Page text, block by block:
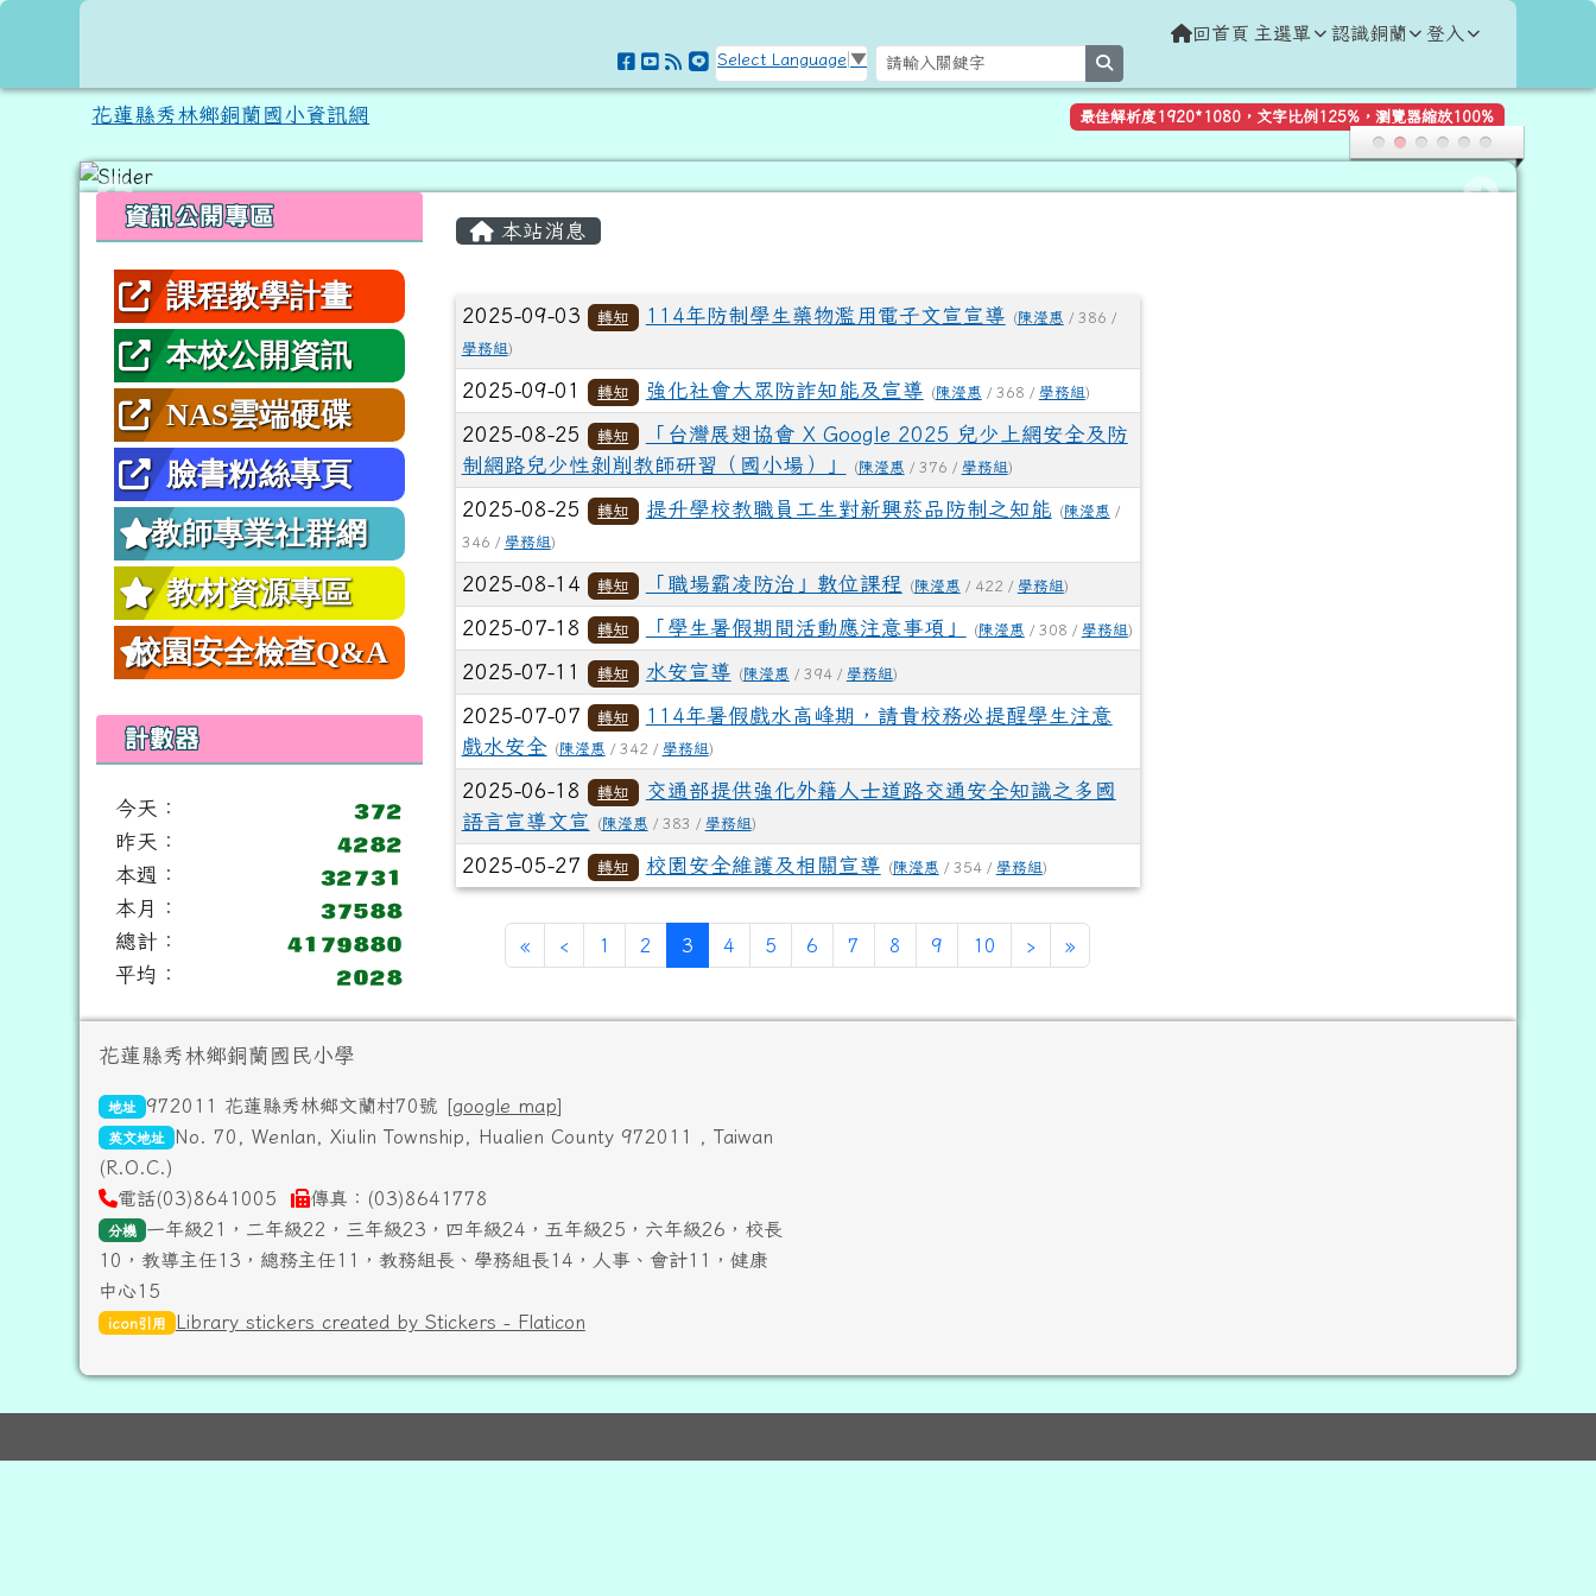
跳至主內容區
Select Language ▼
回首頁 主選單 認識銅蘭 登入
花蓮縣秀林鄉銅蘭國小資訊網 最佳解析度1920*1080，文字比例125%，瀏覽器縮放100%
左邊區域內容
資訊公開專區
課程教學計畫
本校公開資訊
NAS雲端硬碟
臉書粉絲專頁
教師專業社群網
教材資源專區
校園安全檢查Q&A
計數器
今天：
昨天：
本週：
本月：
總計：
平均：
主內容區域
本站消息
文章列表
2025-09-03 轉知 114年防制學生藥物濫用電子文宣宣導 (陳瀅惠 / 386 /
學務組)
2025-09-01 轉知 強化社會大眾防詐知能及宣導 (陳瀅惠 / 368 / 學務組)
2025-08-25 轉知
「台灣展翅協會 X Google 2025 兒少上網安全及防
制網路兒少性剝削教師研習（國小場）」
(陳瀅惠 / 376 / 學務組)
2025-08-25 轉知 提升學校教職員工生對新興菸品防制之知能 (陳瀅惠 /
346 / 學務組)
2025-08-14 轉知 「職場霸凌防治」數位課程 (陳瀅惠 / 422 / 學務組)
2025-07-18 轉知 「學生暑假期間活動應注意事項」 (陳瀅惠 / 308 / 學務組)
2025-07-11 轉知 水安宣導 (陳瀅惠 / 394 / 學務組)
2025-07-07 轉知
114年暑假戲水高峰期，請貴校務必提醒學生注意
戲水安全 (陳瀅惠 / 342 / 學務組)
2025-06-18 轉知
交通部提供強化外籍人士道路交通安全知識之多國
語言宣導文宣
(陳瀅惠 / 383 / 學務組)
2025-05-27 轉知 校園安全維護及相關宣導 (陳瀅惠 / 354 / 學務組)
«第一頁
‹ 上一頁
1 2 3 (目前頁次)
4 5 6 7 8 9 10 ›下一頁
»最後頁
頁尾區域
頁尾區域內容
花蓮縣秀林鄉銅蘭國民小學
地址 972011 花蓮縣秀林鄉文蘭村70號 [google map]
英文地址
No. 70, Wenlan, Xiulin Township, Hualien County 972011 , Taiwan
(R.O.C.)
電話(03)8641005
傳真：(03)8641778
分機
一年級21，二年級22，三年級23，四年級24，五年級25，六年級26，校長
10，教導主任13，總務主任11，教務組長、學務組長14，人事、會計11，健康
中心15
icon引用 Library stickers created by Stickers - Flaticon